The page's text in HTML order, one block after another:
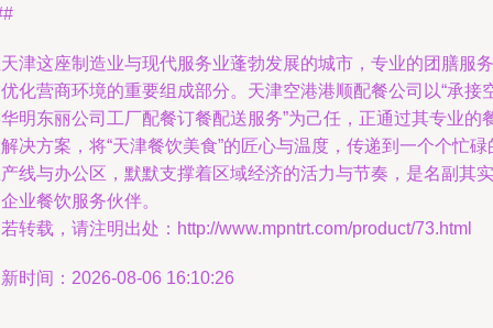
津这座制造业与现代服务业蓬勃发展的城市，专业的团膳服务
化营商环境的重要组成部分。天津空港港顺配餐公司以“承接
明东丽公司工厂配餐订餐配送服务”为己任，正通过其专业的
决方案，将“天津餐饮美食”的匠心与温度，传递到一个个忙碌
线与办公区，默默支撑着区域经济的活力与节奏，是名副其实
业餐饮服务伙伴。
转载，请注明出处：http://www.mpntrt.com/product/73.html
时间：2026-08-06 16:10:26